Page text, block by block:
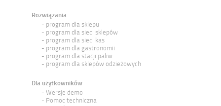
Rozwiązania
program dla sklepu
program dla sieci sklepów
program dla sieci kas
program dla gastronomii
program dla stacji paliw
program dla sklepów odzieżowych
Dla użytkowników
Wersje demo
Pomoc techniczna